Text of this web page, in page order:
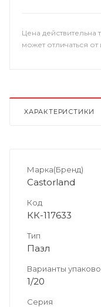
Цена действительна
может отличаться
ХАРАКТЕРИСТИКИ
Марка(Бренд)
Castorland
Код
КК-117633
Тип
Пазл
Варианты
1/20
Серия